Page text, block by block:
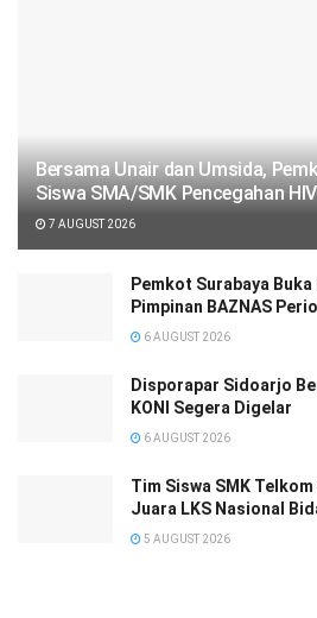
Bersama Unair dan Umsida,
Siswa SMA/SMK Pencegahan HIV
7 AUGUST 2026
Pemkot Surabaya
Pimpinan BAZNAS
6 AUGUST 2026
Disporapar Sidoarjo
KONI Segera Digelar
6 AUGUST 2026
Tim Siswa SMK
Juara LKS Nasional
5 AUGUST 2026